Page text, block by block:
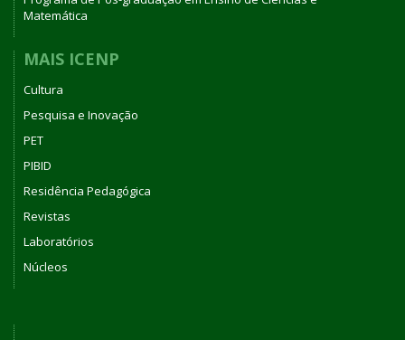
Matemática
MAIS ICENP
Cultura
Pesquisa e Inovação
PET
PIBID
Residência Pedagógica
Revistas
Laboratórios
Núcleos